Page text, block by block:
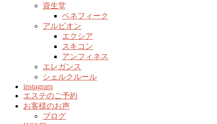
資生堂
ベネフィーク
アルビオン
エクシア
スキコン
アンフィネス
エレガンス
シェルクルール
instagram
エステのご予約
お客様のお声
ブログ